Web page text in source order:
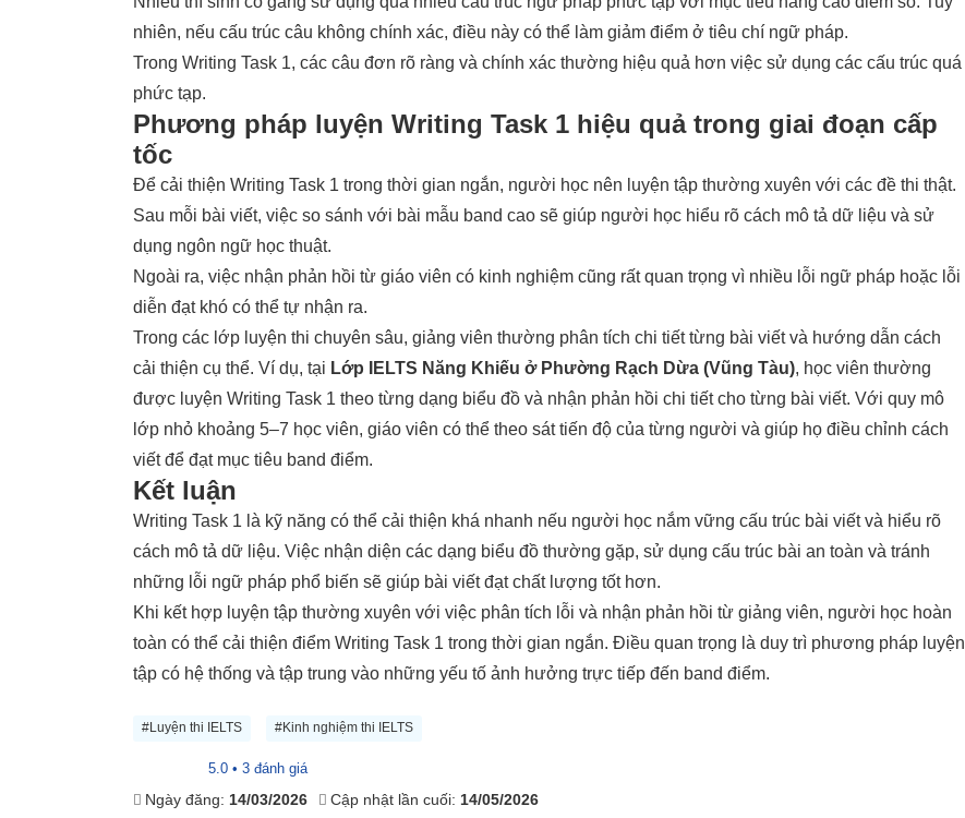
nhiên, nếu cấu trúc câu không chính xác, điều này có thể làm giảm điểm ở tiêu chí ngữ pháp.
Trong Writing Task 1, các câu đơn rõ ràng và chính xác thường hiệu quả hơn việc sử dụng các cấu trúc quá
phức tạp.
Phương pháp luyện Writing Task 1 hiệu quả trong giai đoạn cấp
tốc
Để cải thiện Writing Task 1 trong thời gian ngắn, người học nên luyện tập thường xuyên với các đề thi thật.
Sau mỗi bài viết, việc so sánh với bài mẫu band cao sẽ giúp người học hiểu rõ cách mô tả dữ liệu và sử
dụng ngôn ngữ học thuật.
Ngoài ra, việc nhận phản hồi từ giáo viên có kinh nghiệm cũng rất quan trọng vì nhiều lỗi ngữ pháp hoặc lỗi
diễn đạt khó có thể tự nhận ra.
Trong các lớp luyện thi chuyên sâu, giảng viên thường phân tích chi tiết từng bài viết và hướng dẫn cách
cải thiện cụ thể. Ví dụ, tại Lớp IELTS Năng Khiếu ở Phường Rạch Dừa (Vũng Tàu), học viên thường
được luyện Writing Task 1 theo từng dạng biểu đồ và nhận phản hồi chi tiết cho từng bài viết. Với quy mô
lớp nhỏ khoảng 5–7 học viên, giáo viên có thể theo sát tiến độ của từng người và giúp họ điều chỉnh cách
viết để đạt mục tiêu band điểm.
Kết luận
Writing Task 1 là kỹ năng có thể cải thiện khá nhanh nếu người học nắm vững cấu trúc bài viết và hiểu rõ
cách mô tả dữ liệu. Việc nhận diện các dạng biểu đồ thường gặp, sử dụng cấu trúc bài an toàn và tránh
những lỗi ngữ pháp phổ biến sẽ giúp bài viết đạt chất lượng tốt hơn.
Khi kết hợp luyện tập thường xuyên với việc phân tích lỗi và nhận phản hồi từ giảng viên, người học hoàn
toàn có thể cải thiện điểm Writing Task 1 trong thời gian ngắn. Điều quan trọng là duy trì phương pháp luyện
tập có hệ thống và tập trung vào những yếu tố ảnh hưởng trực tiếp đến band điểm.
#Luyện thi IELTS #Kinh nghiệm thi IELTS
5.0 • 3 đánh giá
Ngày đăng: 14/03/2026 Cập nhật lần cuối: 14/05/2026